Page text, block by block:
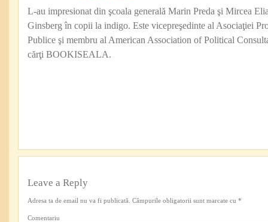
L-au impresionat din şcoala generală Marin Preda şi Mircea
Ginsberg în copii la indigo. Este vicepreşedinte al Asociaţiei
Publice şi membru al American Association of Political
cărţi BOOKISEALA.
Leave a Reply
Adresa ta de email nu va fi publicată. Câmpurile obligatorii sunt marcate cu *
Comentariu